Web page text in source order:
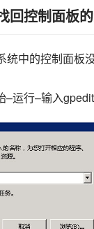
回控制面板
统中的控制面板
–运行–输入